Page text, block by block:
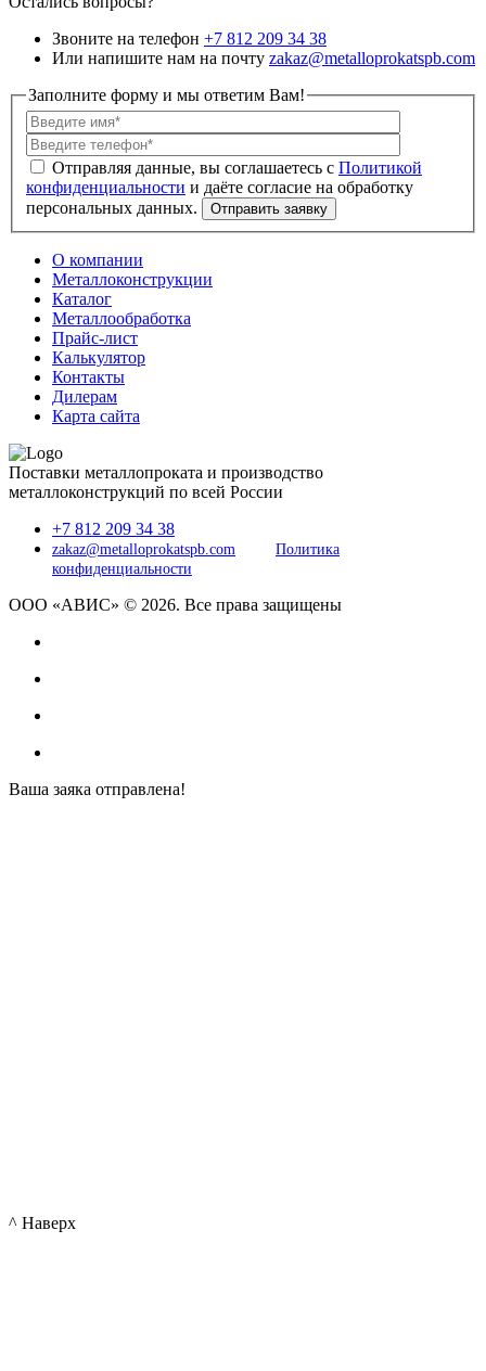
Звоните на телефон +7 812 209 34 38
Или напишите нам на почту zakaz@metalloprokatspb.com
Заполните форму и мы ответим Вам!
Политикой
конфиденциальности
О компании
Металлоконструкции
Каталог
Металлообработка
Прайс-лист
Калькулятор
Контакты
Дилерам
Карта сайта
Поставки металлопроката и производство
металлоконструкций по всей России
+7 812 209 34 38
zakaz@metalloprokatspb.com
Политика
конфиденциальности
ООО «АВИС» © 2026. Все права защищены
Ваша заяка отправлена!
^ Наверх